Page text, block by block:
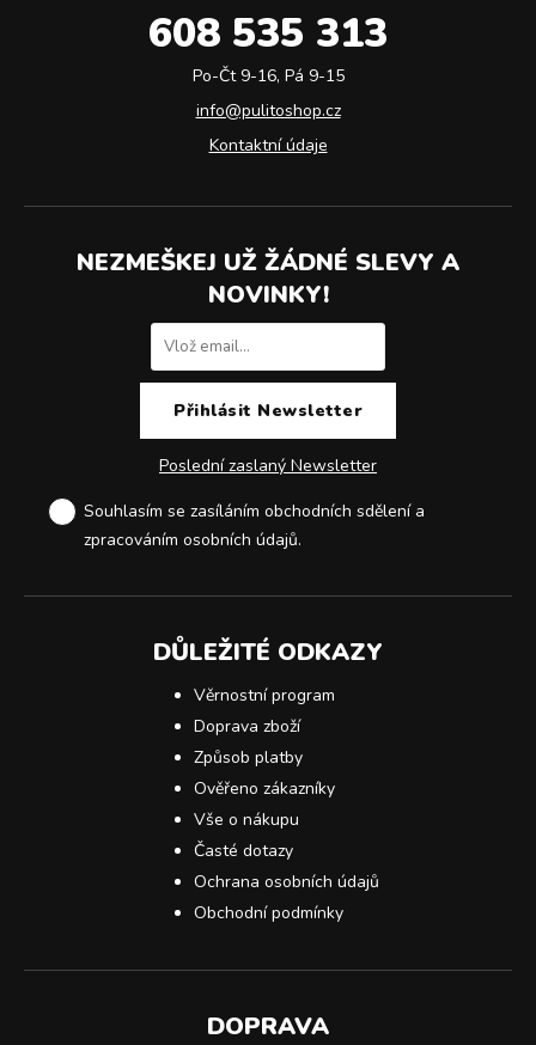
608 535 313
Po-Čt 9-16, Pá 9-15
info@pulitoshop.cz
Kontaktní údaje
NEZMEŠKEJ UŽ ŽÁDNÉ SLEVY A
NOVINKY!
Poslední zaslaný Newsletter
Souhlasím se zasíláním obchodních sdělení a
zpracováním osobních údajů.
DŮLEŽITÉ ODKAZY
Věrnostní program
Doprava zboží
Způsob platby
Ověřeno zákazníky
Vše o nákupu
Časté dotazy
Ochrana osobních údajů
Obchodní podmínky
DOPRAVA